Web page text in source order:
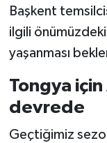
Başkent
ilgili
yaşanması
Tongya
devrede
Geçtiğimiz